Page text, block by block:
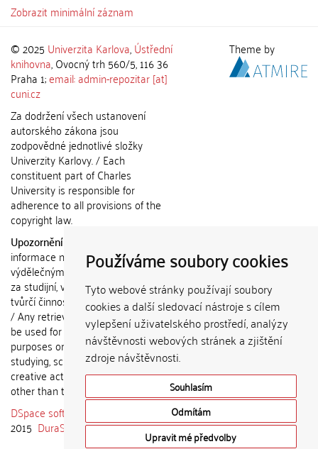
Používáme soubory cookies
Tyto webové stránky používají soubory
cookies a další sledovací nástroje s cílem
vylepšení uživatelského prostředí, analýzy
návštěvnosti webových stránek a zjištění
zdroje návštěvnosti.
Souhlasím
Odmítám
Upravit mé předvolby
Zobrazit minimální záznam
© 2025 Univerzita Karlova,Ústřední
knihovna, Ovocný trh 560/5, 116 36
Praha 1;email: admin-repozitar [at]
cuni.cz
Za dodržení všech ustanovení
autorského zákona jsou
zodpovědné jednotlivé složky
Univerzity Karlovy. / Each
constituent part of Charles
University is responsible for
adherence to all provisions of the
copyright law.
Upozornění / Notice:
informace nemohou být použity k
výdělečným účelům nebo vydávány
za studijní, vědeckou nebo jinou
tvůrčí činnost jiné osoby než autora.
/ Any retrieved information shall not
be used for any commercial
purposes or claimed as results of
studying, scientific or any other
creative activities of any person
other than the author.
DSpace software
copyright © 2002-
2015 DuraSpace
Theme by